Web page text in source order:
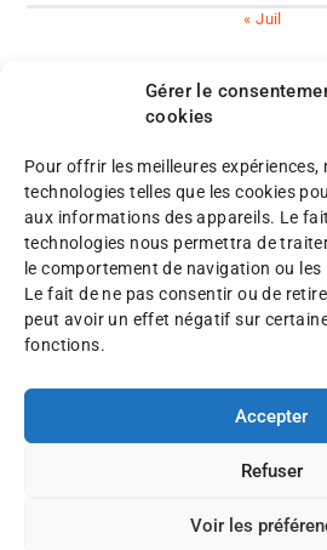
Gérer le
cookies
Pour offrir les meilleures
technologies telles que les cookies
aux informations des appareils. Le
technologies nous permettra de
le comportement de navigation ou les
Le fait de ne pas consentir ou de
peut avoir un effet négatif sur
fonctions.
Accepter
Refuser
Voir les
« Juil
©
A
F
A
F
M
e
n
t
i
o
n
s
P
l
a
n
d
s
t